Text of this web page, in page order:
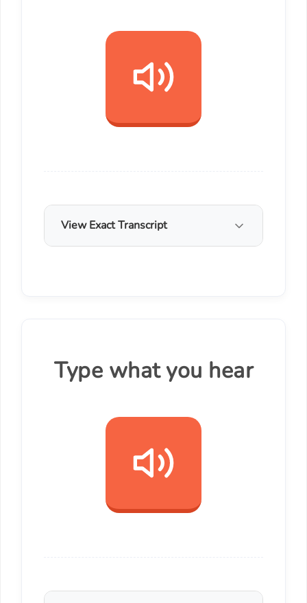
View Exact Transcript
Type what you hear